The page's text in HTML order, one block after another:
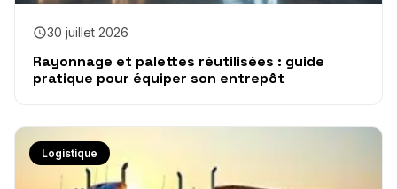
30 juillet 2026
Rayonnage et palettes réutilisées : guide
pratique pour équiper son entrepôt
Logistique